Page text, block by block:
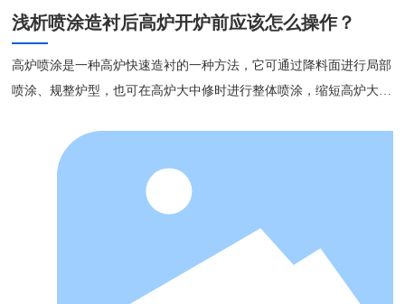
工程案例
联系我们
浅析喷涂造衬后高炉开炉前应该怎么操作？
高炉喷涂是一种高炉快速造衬的一种方法，它可通过降料面进行局部
喷涂、规整炉型，也可在高炉大中修时进行整体喷涂，缩短高炉大中
多数高炉所采用。高炉快速大修，炉缸整体浇注，炉腹炉腰炉身喷涂
造衬，极大的缩短了大修时间，很快便恢复生产。